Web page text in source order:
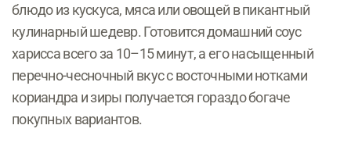
блюдо из кускуса, мяса или овощей в пикантный
кулинарный шедевр. Готовится домашний соус
харисса всего за 10–15 минут, а его насыщенный
перечно-чесночный вкус с восточными нотками
кориандра и зиры получается гораздо богаче
покупных вариантов.